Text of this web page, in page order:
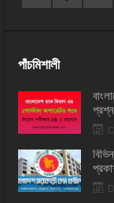
পাঁচমিশালী